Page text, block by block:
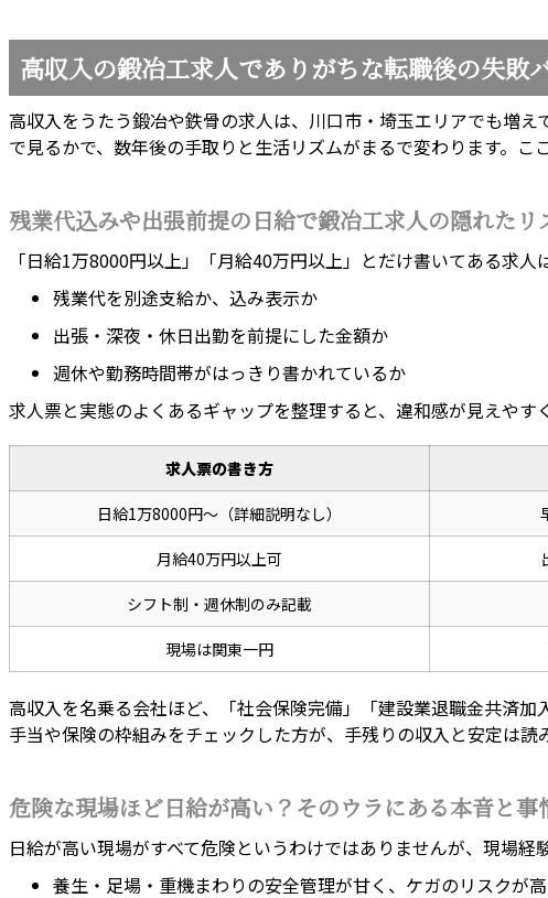
高収入の鍛冶工求人でありがちな転職後の失敗
高収入をうたう鍛冶や鉄骨の求人は、川口市・埼玉エリアでも増
で見るかで、数年後の手取りと生活リズムがまるで変わります。
残業代込みや出張前提の日給で鍛冶工求人の隠れたリ
「日給1万8000円以上」「月給40万円以上」とだけ書いてある求
残業代を別途支給か、込み表示か
出張・深夜・休日出勤を前提にした金額か
週休や勤務時間帯がはっきり書かれているか
求人票と実態のよくあるギャップを整理すると、違和感が見えやす
求人票の書き方
日給1万8000円～（詳細説明なし）
月給40万円以上可
シフト制・週休制のみ記載
現場は関東一円
高収入を名乗る会社ほど、「社会保険完備」「建設業退職金共済
手当や保険の枠組みをチェックした方が、手残りの収入と安定は読
危険な現場ほど日給が高い？そのウラにある本音と事
日給が高い現場がすべて危険というわけではありませんが、現場
養生・足場・重機まわりの安全管理が甘く、ケガのリスクが